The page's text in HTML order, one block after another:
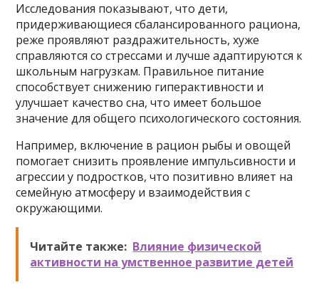
Исследования показывают, что дети,
придерживающиеся сбалансированного рациона,
реже проявляют раздражительность, хуже
справляются со стрессами и лучше адаптируются к
школьным нагрузкам. Правильное питание
способствует снижению гиперактивности и
улучшает качество сна, что имеет большое
значение для общего психологического состояния.
Например, включение в рацион рыбы и овощей
помогает снизить проявление импульсивности и
агрессии у подростков, что позитивно влияет на
семейную атмосферу и взаимодействия с
окружающими.
Читайте также: Влияние физической
активности на умственное развитие детей